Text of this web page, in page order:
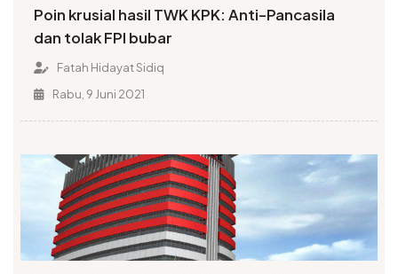
Poin krusial hasil TWK KPK: Anti-Pancasila
dan tolak FPI bubar
Fatah Hidayat Sidiq
Rabu, 9 Juni 2021